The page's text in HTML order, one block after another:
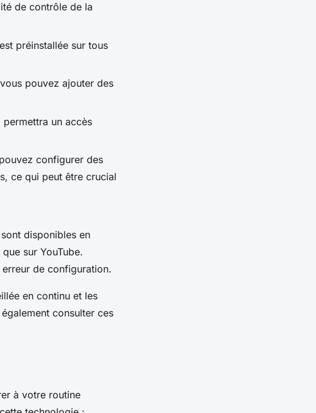
de contrôle de la
préinstallée sur tous
pouvez ajouter des
un accès
configurer des
ce qui peut être crucial
disponibles en
sur YouTube.
de configuration.
en continu et les
consulter ces
à votre routine